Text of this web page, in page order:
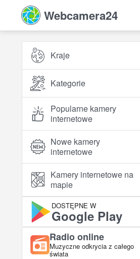
Webcamera24
Kraje
Kategorie
Popularne kamery
internetowe
Nowe kamery
internetowe
Kamery internetowe na
mapie
DOSTĘPNE W
Google Play
Radio online
Muzyczne odkrycia z całego
świata